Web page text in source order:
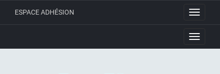
Toggle
ESPACE ADHÉSION
Toggle